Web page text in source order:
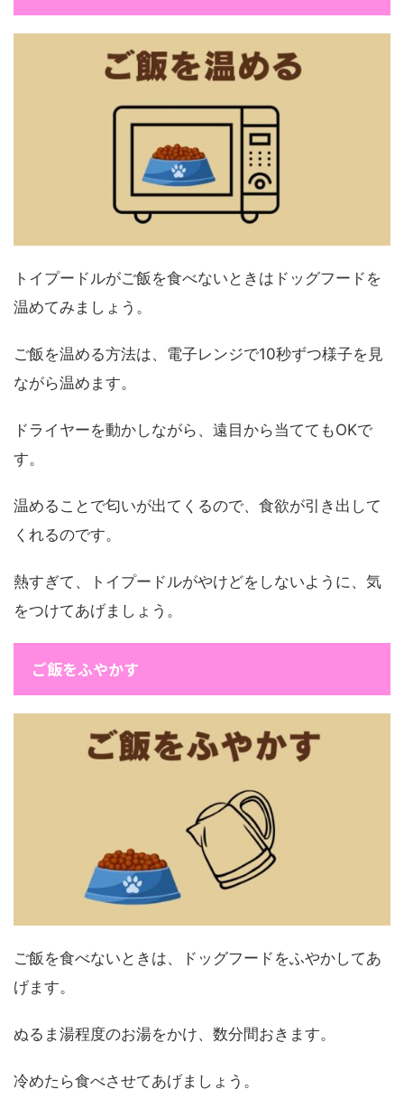
トイプードルがご飯を食べないときはドッグフードを
温めてみましょう。
ご飯を温める方法は、電子レンジで10秒ずつ様子を見
ながら温めます。
ドライヤーを動かしながら、遠目から当ててもOKで
す。
温めることで匂いが出てくるので、食欲が引き出して
くれるのです。
熱すぎて、トイプードルがやけどをしないように、気
をつけてあげましょう。
ご飯をふやかす
ご飯を食べないときは、ドッグフードをふやかしてあ
げます。
ぬるま湯程度のお湯をかけ、数分間おきます。
冷めたら食べさせてあげましょう。